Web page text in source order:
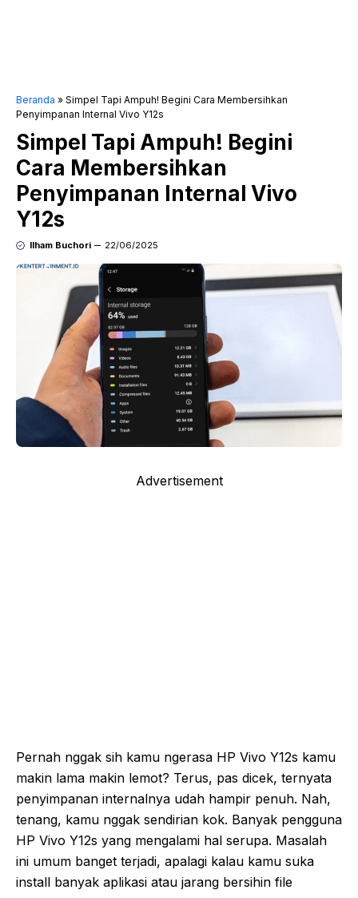
Beranda » Simpel Tapi Ampuh! Begini Cara Membersihkan
Penyimpanan Internal Vivo Y12s
Simpel Tapi Ampuh! Begini
Cara Membersihkan
Penyimpanan Internal Vivo
Y12s
Ilham Buchori 22/06/2025
Advertisement
Pernah nggak sih kamu ngerasa HP Vivo Y12s kamu
makin lama makin lemot? Terus, pas dicek, ternyata
penyimpanan internalnya udah hampir penuh. Nah,
tenang, kamu nggak sendirian kok. Banyak pengguna
HP Vivo Y12s yang mengalami hal serupa. Masalah
ini umum banget terjadi, apalagi kalau kamu suka
install banyak aplikasi atau jarang bersihin file